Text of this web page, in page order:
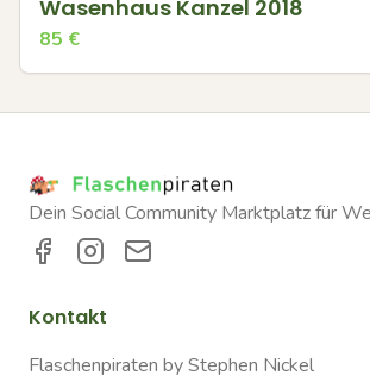
Wasenhaus Kanzel 2018
85 €
Dein Social Community Marktplatz für
Kontakt
Flaschenpiraten by Stephen Nickel